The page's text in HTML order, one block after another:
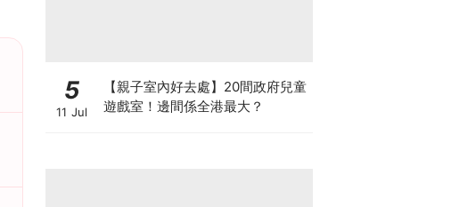
5
11 Jul
【親子室內好去處】20間政府兒童
遊戲室！邊間係全港最大？